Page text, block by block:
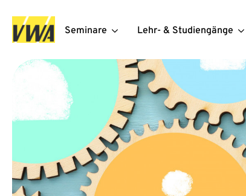
Seminare Lehr- & Studiengänge